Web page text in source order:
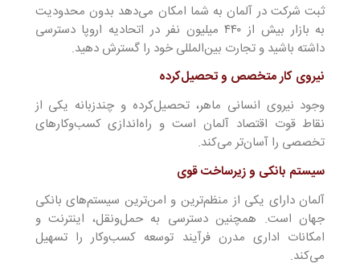
ثبت شرکت در آلمان به شما امکان می‌دهد بدون محدودیت
به بازار بیش از ۴۴۰ میلیون نفر در اتحادیه اروپا دسترسی
داشته باشید و تجارت بین‌المللی خود را گسترش دهید.
نیروی کار متخصص و تحصیل‌کرده
وجود نیروی انسانی ماهر، تحصیل‌کرده و چندزبانه یکی از
نقاط قوت اقتصاد آلمان است و راه‌اندازی کسب‌وکارهای
تخصصی را آسان‌تر می‌کند.
سیستم بانکی و زیرساخت قوی
آلمان دارای یکی از منظم‌ترین و امن‌ترین سیستم‌های بانکی
جهان است. همچنین دسترسی به حمل‌ونقل، اینترنت و
امکانات اداری مدرن فرآیند توسعه کسب‌وکار را تسهیل
می‌کند.